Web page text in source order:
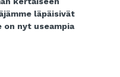
läpäisivät
on nyt useampia